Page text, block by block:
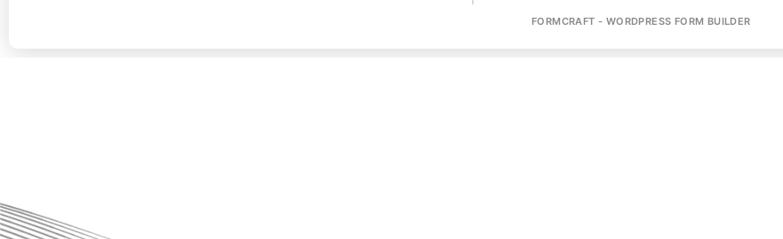
FORMCRAFT - WORDPRESS FORM BUILDER